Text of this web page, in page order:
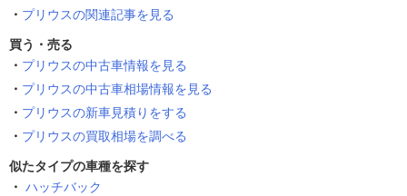
プリウスの関連記事を見る
買う・売る
プリウスの中古車情報を見る
プリウスの中古車相場情報を見る
プリウスの新車見積りをする
プリウスの買取相場を調べる
似たタイプの車種を探す
ハッチバック